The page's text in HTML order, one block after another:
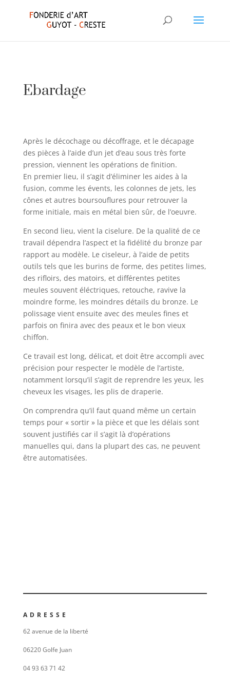
Ebardage
Après le décochage ou décoffrage, et le décapage
des pièces à l’aide d’un jet d’eau sous très forte
pression, viennent les opérations de finition.
En premier lieu, il s’agit d’éliminer les aides à la
fusion, comme les évents, les colonnes de jets, les
cônes et autres boursouflures pour retrouver la
forme initiale, mais en métal bien sûr, de l’oeuvre.
En second lieu, vient la ciselure. De la qualité de ce
travail dépendra l’aspect et la fidélité du bronze par
rapport au modèle. Le ciseleur, à l’aide de petits
outils tels que les burins de forme, des petites limes,
des rifloirs, des matoirs, et différentes petites
meules souvent éléctriques, retouche, ravive la
moindre forme, les moindres détails du bronze. Le
polissage vient ensuite avec des meules fines et
parfois on finira avec des peaux et le bon vieux
chiffon.
Ce travail est long, délicat, et doit être accompli avec
précision pour respecter le modèle de l’artiste,
notamment lorsqu’il s’agit de reprendre les yeux, les
cheveux les visages, les plis de draperie.
On comprendra qu’il faut quand même un certain
temps pour « sortir » la pièce et que les délais sont
souvent justifiés car il s’agit là d’opérations
manuelles qui, dans la plupart des cas, ne peuvent
être automatisées.
ADRESSE
62 avenue de la liberté
06220 Golfe Juan
04 93 63 71 42